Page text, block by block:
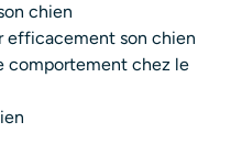
chien
efficacement son chien
comportement chez le